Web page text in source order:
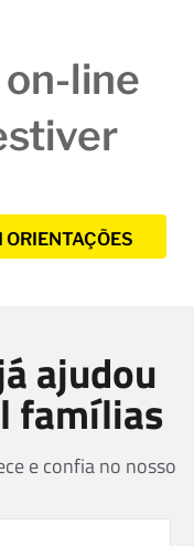
line
ajudou
famílias
e confia no nosso